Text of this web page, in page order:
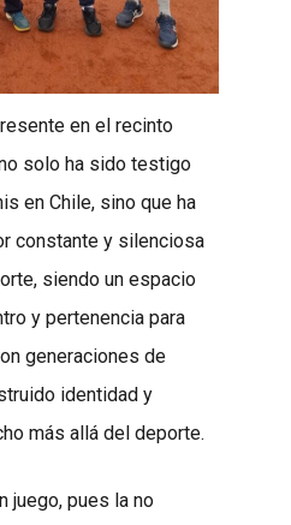
en el recinto
solo ha sido testigo
en Chile, sino que ha
constante y silenciosa
siendo un espacio
y pertenencia para
generaciones de
identidad y
más allá del deporte.
juego, pues la no